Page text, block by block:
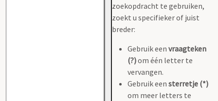
zoekopdracht te gebruiken,
zoekt u specifieker of juist
breder:
Gebruik een vraagteken
(?)om één letter te
vervangen.
Gebruik een sterretje (*)
om meer letters te